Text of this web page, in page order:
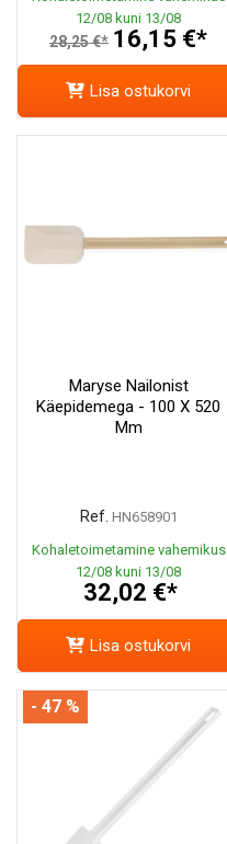
12/08 kuni 13/08
28,25 €* 16,15 €*
Lisa ostukorvi
Maryse Nailonist
Käepidemega - 100 X 520
Mm
Ref. HN658901
Kohaletoimetamine vahemikus
12/08 kuni 13/08
32,02 €*
Lisa ostukorvi
- 47 %